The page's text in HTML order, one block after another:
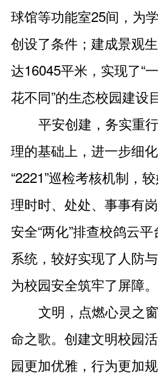
球馆等功能室25间，为
创设了条件；建成景观
达16045平米，实现了“
花不同”的生态校园建设
平安创建，务实重
理的基础上，进一步细
“2221”巡检考核机制，
理时时、处处、事事有
安全“两化”排查校鸽云
系统，较好实现了人防
为校园安全筑牢了屏障。
文明，点燃心灵之
命之歌。创建文明校园
园更加优雅，行为更加